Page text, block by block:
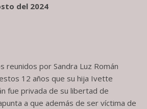
del 2024
reunidos por Sandra Luz Román
12 años que su hija Ivette
fue privada de su libertad de
a que además de ser víctima de